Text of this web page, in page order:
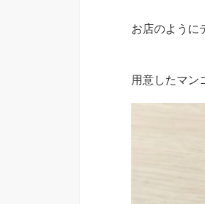
お店のように
用意したマン